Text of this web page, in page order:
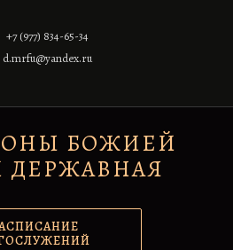
+7 (977) 834-65-34
d.mrfu@yandex.ru
БОЖИЕЙ
ДЕРЖАВНАЯ